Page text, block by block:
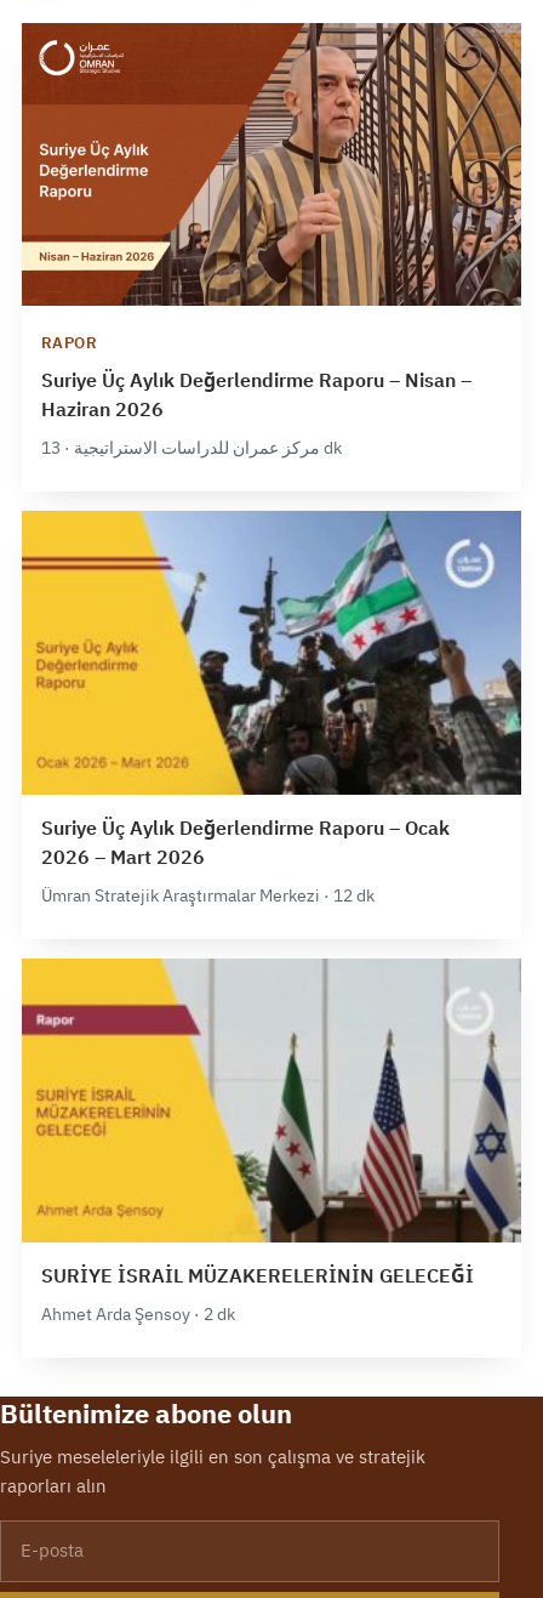
RAPOR
Suriye Üç Aylık Değerlendirme Raporu – Nisan –
Haziran 2026
مركز عمران للدراسات الاستراتيجية · 13 dk
Suriye Üç Aylık Değerlendirme Raporu – Ocak
2026 – Mart 2026
Ümran Stratejik Araştırmalar Merkezi · 12 dk
SURİYE İSRAİL MÜZAKERELERİNİN GELECEĞİ
Ahmet Arda Şensoy · 2 dk
Bültenimize abone olun
Suriye meseleleriyle ilgili en son çalışma ve stratejik
raporları alın